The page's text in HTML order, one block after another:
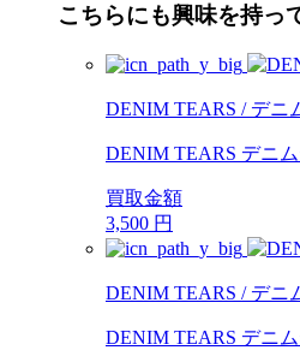
こちらにも興味を持っ
DENIM TEARS / デニ
DENIM TEARS デニ
買取金額
3,500 円
DENIM TEARS / デニ
DENIM TEARS デニ